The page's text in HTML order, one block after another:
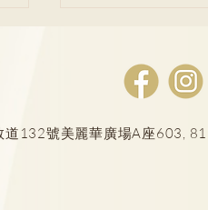
肺結節風險評估
道132號美麗華廣場A座603,